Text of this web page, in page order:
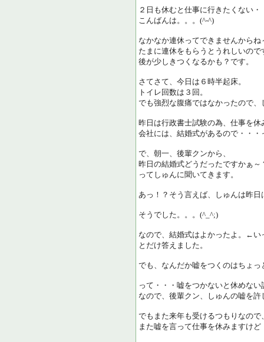
２日も休むと仕事に行きたくない
こんばんは。。。(^-^)
なかなか連休ってできませんからね
たまに連休をもらうとうれしいの
後が少しきつくなるかも？です。
さてさて、今日は６時半起床。
トイレ回数は３回。
でも強烈な腹痛ではなかったので
昨日は行政書士試験の為、仕事を休
会社には、結婚式があるので・・
で、朝一、後輩クンから、
昨日の結婚式どうだったですかぁ～
ってしゅんに聞いてきます。
あっ！？そう言えば、しゅんは昨
そうでした。。。(^_^;)
なので、結婚式はよかったよ。←い
とだけ答えました。
でも、なんだか嘘をつくのはちょっ
って・・・嘘をつかないと休めない
なので、後輩クン、しゅんの嘘を許
でもまた来年も受けるつもりなので
また嘘を言って仕事を休みますけど